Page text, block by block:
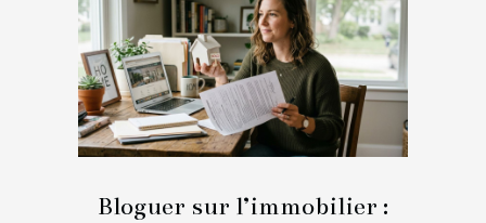
Bloguer sur l’immobilier :